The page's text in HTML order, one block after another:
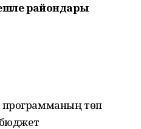
райондары
программаның төп